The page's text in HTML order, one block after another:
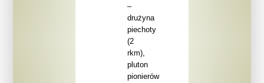
–
drużyna
piechoty
(2
rkm),
pluton
pionierów